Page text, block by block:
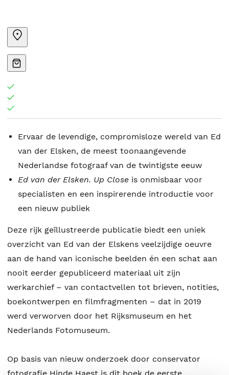
Ervaar de levendige, compromisloze wereld van Ed
van der Elsken, de meest toonaangevende
Nederlandse fotograaf van de twintigste eeuw
Ed van der Elsken. Up Close is onmisbaar voor
specialisten en een inspirerende introductie voor
een nieuw publiek
Deze rijk geïllustreerde publicatie biedt een uniek
overzicht van Ed van der Elskens veelzijdige oeuvre
aan de hand van iconische beelden én een schat aan
nooit eerder gepubliceerd materiaal uit zijn
werkarchief – van contactvellen tot brieven, notities,
boekontwerpen en filmfragmenten – dat in 2019
werd verworven door het Rijksmuseum en het
Nederlands Fotomuseum.
Op basis van nieuw onderzoek door conservator